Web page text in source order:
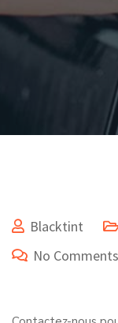
Blacktint
No Comments